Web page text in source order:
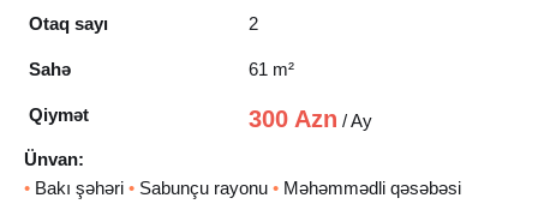
Otaq sayı 2
Sahə 61 m²
Qiymət 300 Azn / Ay
Ünvan:
• Bakı şəhəri • Sabunçu rayonu • Məhəmmədli qəsəbəsi